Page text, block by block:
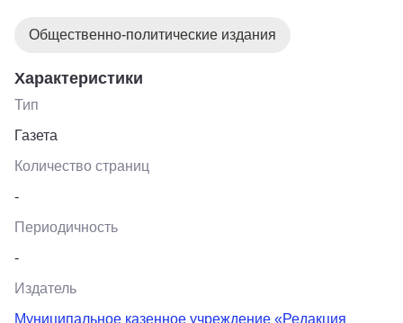
Общественно-политические издания
Характеристики
Тип
Газета
Количество страниц
-
Периодичность
-
Издатель
Муниципальное казенное учреждение «Редакция